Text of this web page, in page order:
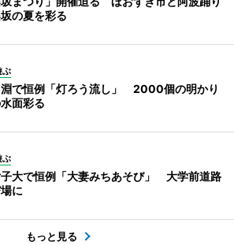
の夏を彩る
ぶ
で恒例「灯ろう流し」 2000個の明かり
面彩る
ぶ
大で恒例「大妻みちあそび」 大学前道路
に
もっと見る